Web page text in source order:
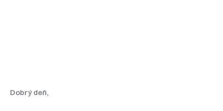
Dobrý deň,